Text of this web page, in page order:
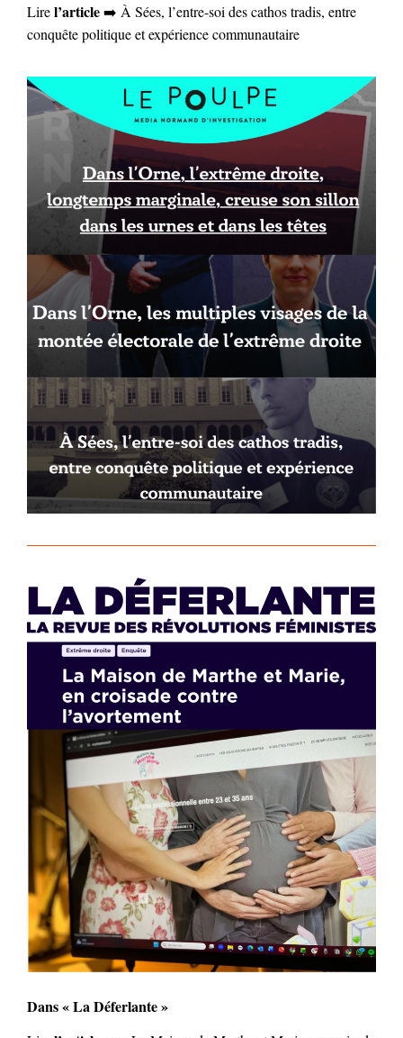
Lirel’article➡️ À Sées, l’entre-soi des cathos tradis, entre
conquête politique et expérience communautaire
Dans « La Déferlante »